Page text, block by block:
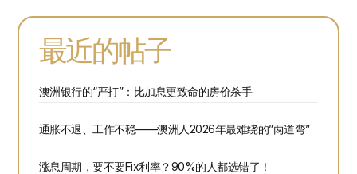
最近的帖子
澳洲银行的“严打”：比加息更致命的房价杀手
通胀不退、工作不稳——澳洲人2026年最难绕的”两道弯”
涨息周期，要不要Fix利率？90%的人都选错了！